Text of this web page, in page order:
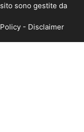
sono gestite da
- Disclaimer